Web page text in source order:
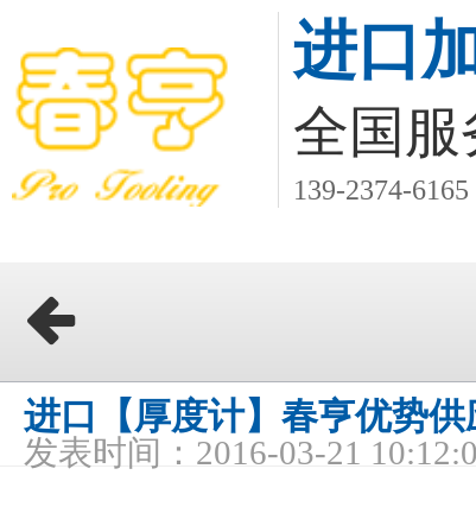
进口
全国服
139-2374-6165
进口【厚度计】春亨优势供
发表时间：2016-03-21